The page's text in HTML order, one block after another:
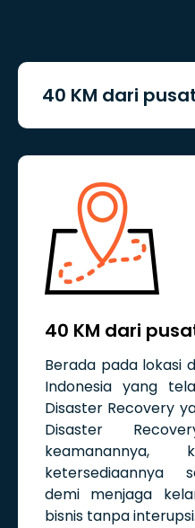
40 KM dari
40 KM dari
Berada pada lokasi
Indonesia yang
Disaster Recovery
Disaster
keamanannya,
ketersediaannya
demi menjaga
bisnis tanpa interupsi.